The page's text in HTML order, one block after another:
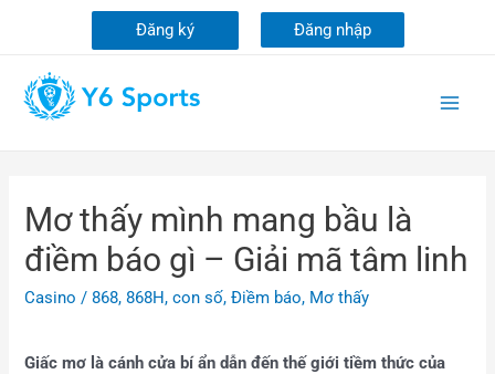
Đăng ký Đăng nhập
Mơ thấy mình mang bầu là
điềm báo gì – Giải mã tâm linh
Casino /868,868H,con số,Điềm báo, Mơ thấy
Giấc mơ là cánh cửa bí ẩn dẫn đến thế giới tiềm thức của